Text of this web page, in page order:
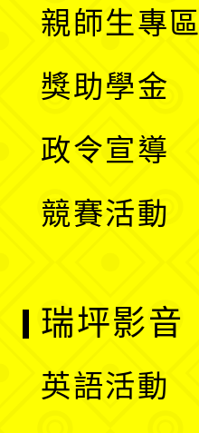
親師生專區
獎助學金
政令宣導
競賽活動
瑞坪影音
英語活動